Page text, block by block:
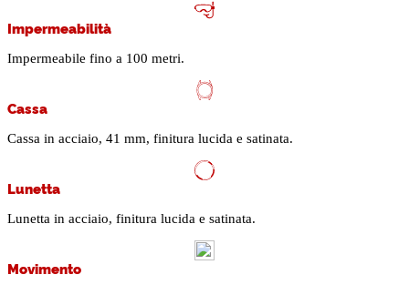
Impermeabilità
Impermeabile fino a 100 metri.
Cassa
Cassa in acciaio, 41 mm, finitura lucida e satinata.
Lunetta
Lunetta in acciaio, finitura lucida e satinata.
Movimento